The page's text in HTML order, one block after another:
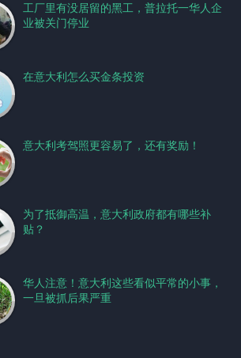
工厂里有没居留的黑工，普拉托一华人企
业被关门停业
在意大利怎么买金条投资
意大利考驾照更容易了，还有奖励！
为了抵御高温，意大利政府都有哪些补
贴？
华人注意！意大利这些看似平常的小事，
一旦被抓后果严重